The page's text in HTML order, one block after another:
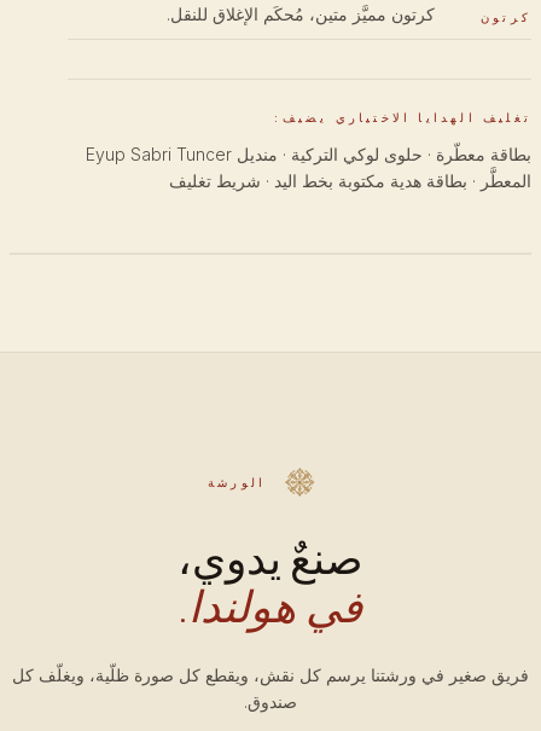
كرتون كرتون مميَّز متين، مُحكَم الإغلاق للنقل.
تغليف الهدايا الاختياري يضيف:
بطاقة معطّرة · حلوى لوكي التركية · منديل Eyup Sabri Tuncer
المعطَّر · بطاقة هدية مكتوبة بخط اليد · شريط تغليف
الورشة
صنعٌ يدوي،
في هولندا.
فريق صغير في ورشتنا يرسم كل نقش، ويقطع كل صورة ظلّية، ويغلّف كل
صندوق.